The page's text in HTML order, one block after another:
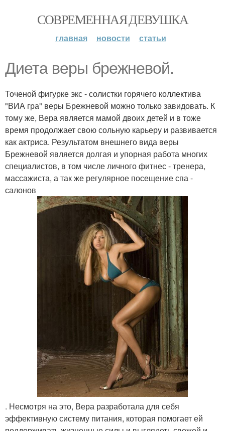
СОВРЕМЕННАЯ ДЕВУШКА
главная новости статьи
Диета веры брежневой.
Точеной фигурке экс - солистки горячего коллектива
"ВИА гра" веры Брежневой можно только завидовать. К
тому же, Вера является мамой двоих детей и в тоже
время продолжает свою сольную карьеру и развивается
как актриса. Результатом внешнего вида веры
Брежневой является долгая и упорная работа многих
специалистов, в том числе личного фитнес - тренера,
массажиста, а так же регулярное посещение спа -
салонов
. Несмотря на это, Вера разработала для себя
эффективную систему питания, которая помогает ей